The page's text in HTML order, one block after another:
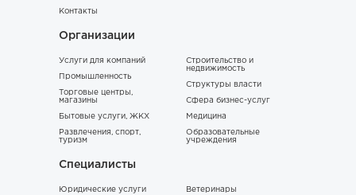
Контакты
Организации
Услуги для компаний
Промышленность
Торговые центры,
магазины
Бытовые услуги, ЖКХ
Развлечения, спорт,
туризм
Строительство и
недвижимость
Структуры власти
Сфера бизнес-услуг
Медицина
Образовательные
учреждения
Специалисты
Юридические услуги Ветеринары